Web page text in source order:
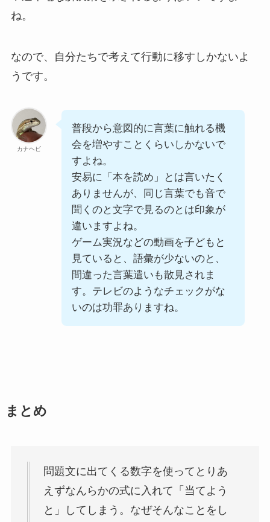
ね。
なので、自分たちで考えて行動に移すしかないよ
うです。
カナヘビ
普段から意図的に言葉に触れる機
会を増やすことくらいしかないで
すよね。
安易に「本を読め」とは言いたく
ありませんが、同じ言葉でも音で
聞くのと文字で見るのとは印象が
違いますよね。
ゲーム実況などの動画を子どもと
見ていると、語彙が少ないのと、
間違った言葉遣いも散見されま
す。テレビのようなチェックがな
いのは功罪ありますね。
まとめ
問題文に出てくる数字を使ってとりあ
えずなんらかの式に入れて「当てよう
と」してしまう。なぜそんなことをし